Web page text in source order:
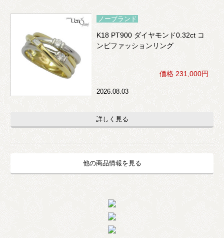
ノーブランド
K18 PT900 ダイヤモンド0.32ct コ
ンビファッションリング
価格 231,000円
2026.08.03
詳しく見る
他の商品情報を見る